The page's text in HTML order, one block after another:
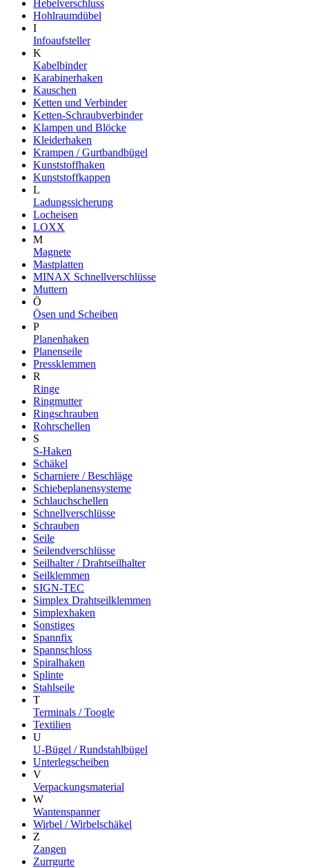
Hebelverschluss
Hohlraumdübel
I
Infoaufsteller
K
Kabelbinder
Karabinerhaken
Kauschen
Ketten und Verbinder
Ketten-Schraubverbinder
Klampen und Blöcke
Kleiderhaken
Krampen / Gurtbandbügel
Kunststoffhaken
Kunststoffkappen
L
Ladungssicherung
Locheisen
LOXX
M
Magnete
Mastplatten
MINAX Schnellverschlüsse
Muttern
Ö
Ösen und Scheiben
P
Planenhaken
Planenseile
Pressklemmen
R
Ringe
Ringmutter
Ringschrauben
Rohrschellen
S
S-Haken
Schäkel
Scharniere / Beschläge
Schiebeplanensysteme
Schlauchschellen
Schnellverschlüsse
Schrauben
Seile
Seilendverschlüsse
Seilhalter / Drahtseilhalter
Seilklemmen
SIGN-TEC
Simplex Drahtseilklemmen
Simplexhaken
Sonstiges
Spannfix
Spannschloss
Spiralhaken
Splinte
Stahlseile
T
Terminals / Toogle
Textilien
U
U-Bügel / Rundstahlbügel
Unterlegscheiben
V
Verpackungsmaterial
W
Wantenspanner
Wirbel / Wirbelschäkel
Z
Zangen
Zurrgurte